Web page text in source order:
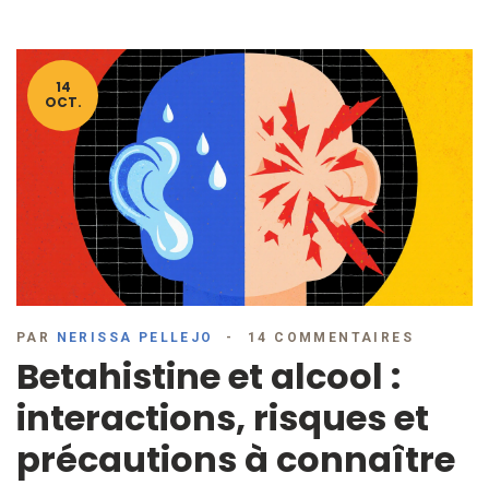
14
OCT.
PAR NERISSA PELLEJO 14 COMMENTAIRES
Betahistine et alcool :
interactions, risques et
précautions à connaître